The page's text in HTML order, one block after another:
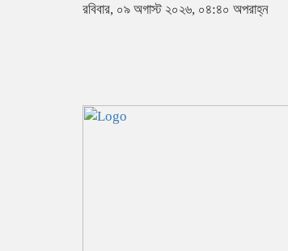
রবিবার, ০৯ অগাস্ট ২০২৬, ০৪:৪০ অপরাহ্ন